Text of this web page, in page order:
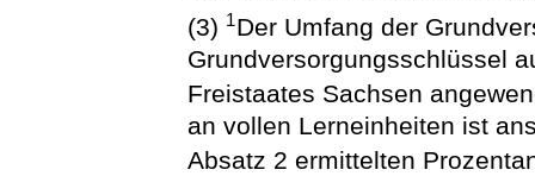
(3) 1Der Umfang der
Grundversorgungsschlüssel
Freistaates Sachsen
an vollen Lerneinheiten ist
Absatz 2 ermittelten